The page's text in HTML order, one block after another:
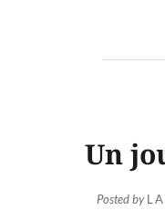
Un
Posted by